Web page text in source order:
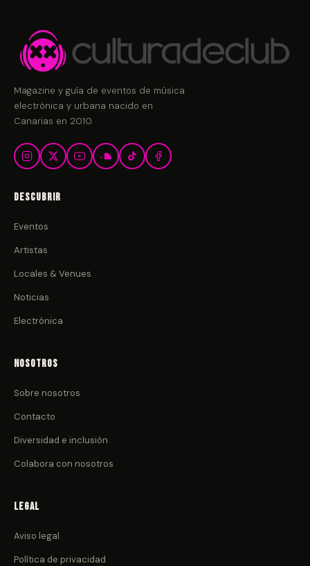
Magazine y guía de eventos de música
electrónica y urbana nacido en
Canarias en 2010.
Descubrir
Eventos
Artistas
Locales & Venues
Noticias
Electrónica
Nosotros
Sobre nosotros
Contacto
Diversidad e inclusión
Colabora con nosotros
Legal
Aviso legal
Política de privacidad